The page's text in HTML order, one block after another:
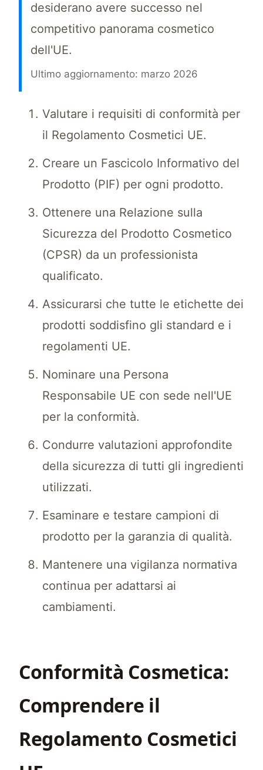
desiderano avere successo nel
competitivo panorama cosmetico
dell'UE.
Ultimo aggiornamento: marzo 2026
La conformità cosmetica garantisce che i
Valutare i requisiti di conformità per
il Regolamento Cosmetici UE.
Creare un Fascicolo Informativo del
Prodotto (PIF) per ogni prodotto.
Ottenere una Relazione sulla
Sicurezza del Prodotto Cosmetico
(CPSR) da un professionista
qualificato.
Assicurarsi che tutte le etichette dei
prodotti soddisfino gli standard e i
regolamenti UE.
Nominare una Persona
Responsabile UE con sede nell'UE
per la conformità.
Condurre valutazioni approfondite
della sicurezza di tutti gli ingredienti
utilizzati.
Esaminare e testare campioni di
prodotto per la garanzia di qualità.
Mantenere una vigilanza normativa
continua per adattarsi ai
cambiamenti.
Conformità Cosmetica:
Comprendere il
Regolamento Cosmetici